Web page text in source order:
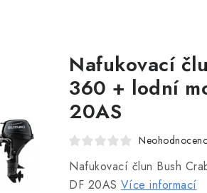
Nafukovací
360 + lodní
20AS
Nafukovací člun Bush
DF 20AS Více informací